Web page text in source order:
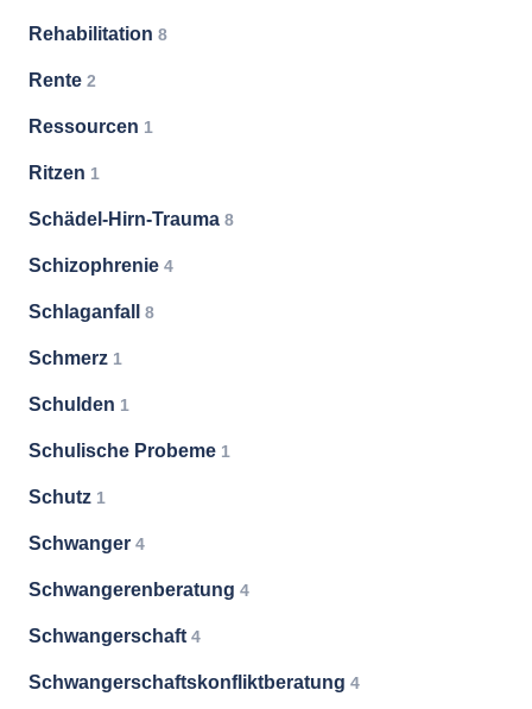
Rehabilitation 8
Rente 2
Ressourcen 1
Ritzen 1
Schädel-Hirn-Trauma 8
Schizophrenie 4
Schlaganfall 8
Schmerz 1
Schulden 1
Schulische Probeme 1
Schutz 1
Schwanger 4
Schwangerenberatung 4
Schwangerschaft 4
Schwangerschaftskonfliktberatung 4